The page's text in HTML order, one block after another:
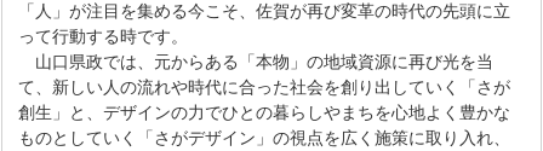
「人」が注目を集める今こそ、佐賀が再び変革の時代の先頭に立
って行動する時です。
山口県政では、元からある「本物」の地域資源に再び光を当
て、新しい人の流れや時代に合った社会を創り出していく「さが
創生」と、デザインの力でひとの暮らしやまちを心地よく豊かな
ものとしていく「さがデザイン」の視点を広く施策に取り入れ、